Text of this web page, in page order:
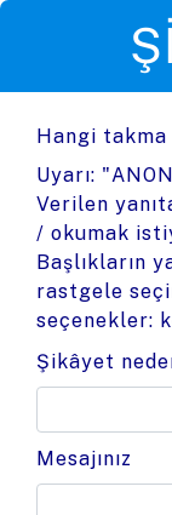
Hangi takma
Uyarı:
Verilen
/ okumak
Başlıkların
rastgele
seçenekler:
Şikâyet
Mesajınız